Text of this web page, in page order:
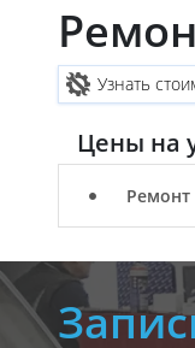
Узнать
Цены на
Ремонт